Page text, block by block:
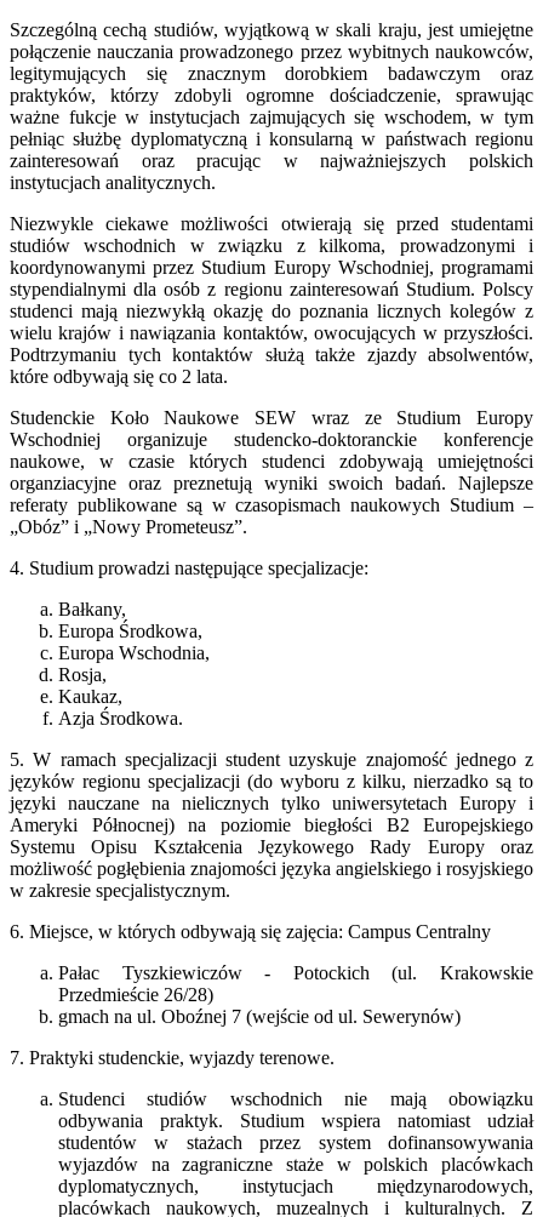
Szczególną cechą studiów, wyjątkową w skali kraju, jest umiejętne
połączenie nauczania prowadzonego przez wybitnych naukowców,
legitymujących się znacznym dorobkiem badawczym oraz
praktyków, którzy zdobyli ogromne dościadczenie, sprawując
ważne fukcje w instytucjach zajmujących się wschodem, w tym
pełniąc służbę dyplomatyczną i konsularną w państwach regionu
zainteresowań oraz pracując w najważniejszych polskich
instytucjach analitycznych.
Niezwykle ciekawe możliwości otwierają się przed studentami
studiów wschodnich w związku z kilkoma, prowadzonymi i
koordynowanymi przez Studium Europy Wschodniej, programami
stypendialnymi dla osób z regionu zainteresowań Studium. Polscy
studenci mają niezwykłą okazję do poznania licznych kolegów z
wielu krajów i nawiązania kontaktów, owocujących w przyszłości.
Podtrzymaniu tych kontaktów służą także zjazdy absolwentów,
które odbywają się co 2 lata.
Studenckie Koło Naukowe SEW wraz ze Studium Europy
Wschodniej organizuje studencko-doktoranckie konferencje
naukowe, w czasie których studenci zdobywają umiejętności
organziacyjne oraz preznetują wyniki swoich badań. Najlepsze
referaty publikowane są w czasopismach naukowych Studium –
„Obóz” i „Nowy Prometeusz”.
4. Studium prowadzi następujące specjalizacje:
Bałkany,
Europa Środkowa,
Europa Wschodnia,
Rosja,
Kaukaz,
Azja Środkowa.
5. W ramach specjalizacji student uzyskuje znajomość jednego z
języków regionu specjalizacji (do wyboru z kilku, nierzadko są to
języki nauczane na nielicznych tylko uniwersytetach Europy i
Ameryki Północnej) na poziomie biegłości B2 Europejskiego
Systemu Opisu Kształcenia Językowego Rady Europy oraz
możliwość pogłębienia znajomości języka angielskiego i rosyjskiego
w zakresie specjalistycznym.
6. Miejsce, w których odbywają się zajęcia: Campus Centralny
Pałac Tyszkiewiczów - Potockich (ul. Krakowskie
Przedmieście 26/28)
gmach na ul. Oboźnej 7 (wejście od ul. Sewerynów)
7. Praktyki studenckie, wyjazdy terenowe.
Studenci studiów wschodnich nie mają obowiązku
odbywania praktyk. Studium wspiera natomiast udział
studentów w stażach przez system dofinansowywania
wyjazdów na zagraniczne staże w polskich placówkach
dyplomatycznych, instytucjach międzynarodowych,
placówkach naukowych, muzealnych i kulturalnych. Z